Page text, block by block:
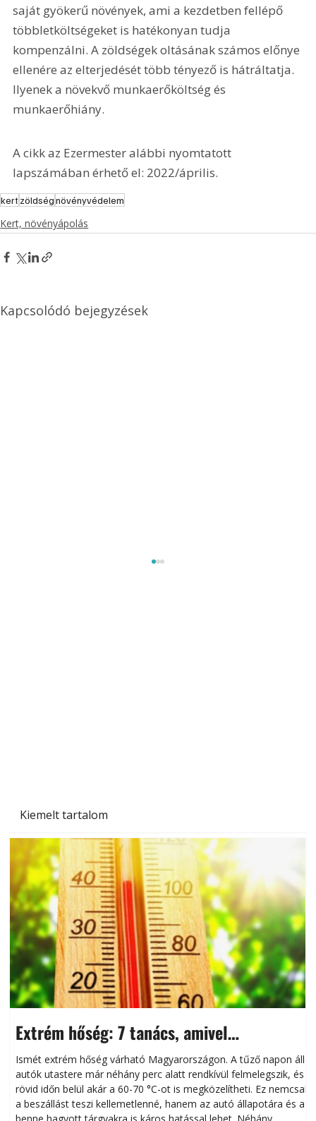
Kiemelt tartalom
Extrém hőség: 7 tanács, amivel
megóvhatjuk autónkat a nyári károktól
Ismét extrém hőség várható Magyarországon. A tűző napon álló
autók utastere már néhány perc alatt rendkívül felmelegszik, és
rövid időn belül akár a 60-70 °C-ot is megközelítheti. Ez nemcsak
a beszállást teszi kellemetlenné, hanem az autó állapotára és a
benne hagyott tárgyakra is káros hatással lehet. Néhány
saját gyökerű növények, ami a kezdetben fellépő
többletköltségeket is hatékonyan tudja
kompenzálni. A zöldségek oltásának számos előnye
ellenére az elterjedését több tényező is hátráltatja.
Ilyenek a növekvő munkaerőköltség és
munkaerőhiány.
A cikk az Ezermester alábbi nyomtatott
lapszámában érhető el: 2022/április.
kertzöldségnövényvédelem
Kert, növényápolás
Kapcsolódó bejegyzések